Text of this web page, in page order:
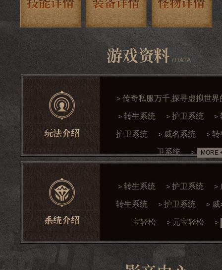
> 传奇私服万千,探寻虚拟世界
> 转生系统 > 护卫系统 >
护卫系统 > 威名系统 > 转
卫系统 > MORE
> 转生系统 > 护卫系统 >
转生系统 > 护卫系统 >
宝轻松 > 元宝轻松 >